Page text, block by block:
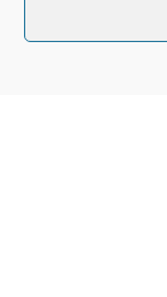
Quiénes somos